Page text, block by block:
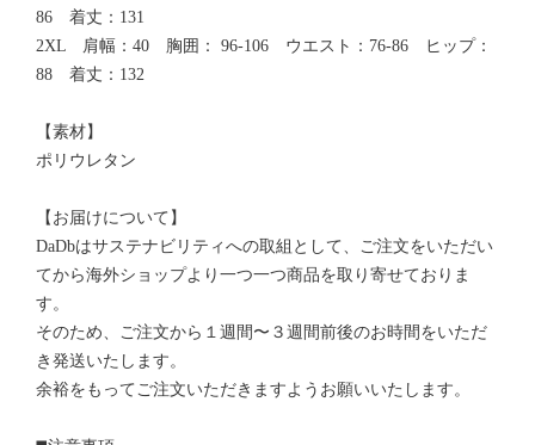
86 着丈：131
2XL 肩幅：40 胸囲： 96-106 ウエスト：76-86 ヒップ：
88 着丈：132
【素材】
ポリウレタン
【お届けについて】
DaDbはサステナビリティへの取組として、ご注文をいただい
てから海外ショップより一つ一つ商品を取り寄せておりま
す。
そのため、ご注文から１週間〜３週間前後のお時間をいただ
き発送いたします。
余裕をもってご注文いただきますようお願いいたします。